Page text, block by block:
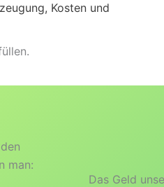
Kosten und
man:
Das Geld